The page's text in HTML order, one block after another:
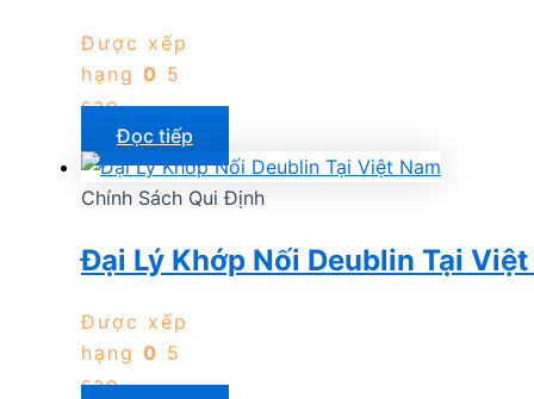
Được xếp
hạng 0 5
sao
Đọc tiếp
Chính Sách Qui Định
Đại Lý Khớp Nối Deublin Tại Việt
Được xếp
hạng 0 5
sao